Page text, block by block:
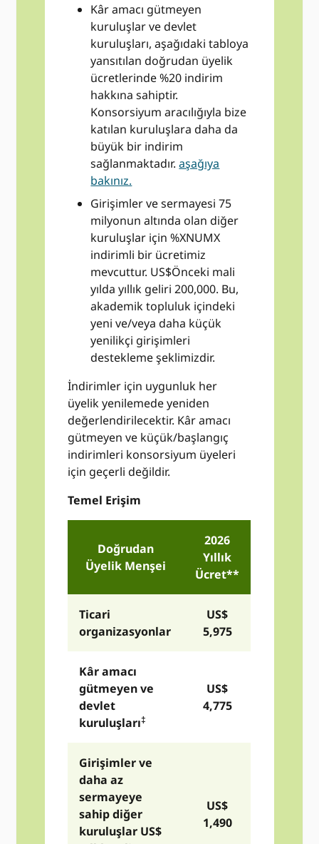
Kâr amacı gütmeyen
kuruluşlar ve devlet
kuruluşları, aşağıdaki tabloya
yansıtılan doğrudan üyelik
ücretlerinde %20 indirim
hakkına sahiptir.
Konsorsiyum aracılığıyla bize
katılan kuruluşlara daha da
büyük bir indirim
sağlanmaktadır.aşağıya
bakınız.
Girişimler ve sermayesi 75
milyonun altında olan diğer
kuruluşlar için %XNUMX
indirimli bir ücretimiz
mevcuttur. US$Önceki mali
yılda yıllık geliri 200,000. Bu,
akademik topluluk içindeki
yeni ve/veya daha küçük
yenilikçi girişimleri
destekleme şeklimizdir.
İndirimler için uygunluk her
üyelik yenilemede yeniden
değerlendirilecektir. Kâr amacı
gütmeyen ve küçük/başlangıç ​​
indirimleri konsorsiyum üyeleri
için geçerli değildir.
Temel Erişim
Doğrudan
Üyelik Menşei
2026
Yıllık
Ücret**
Ticari
organizasyonlar
US$
5,975
Kâr amacı
gütmeyen ve
devlet
kuruluşları‡
US$
4,775
Girişimler ve
daha az
sermayeye
sahip diğer
kuruluşlar US$
US$
1,490